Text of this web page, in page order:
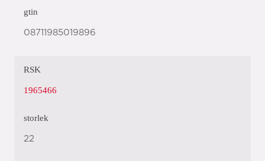
gtin
08711985019896
RSK
1965466
storlek
22